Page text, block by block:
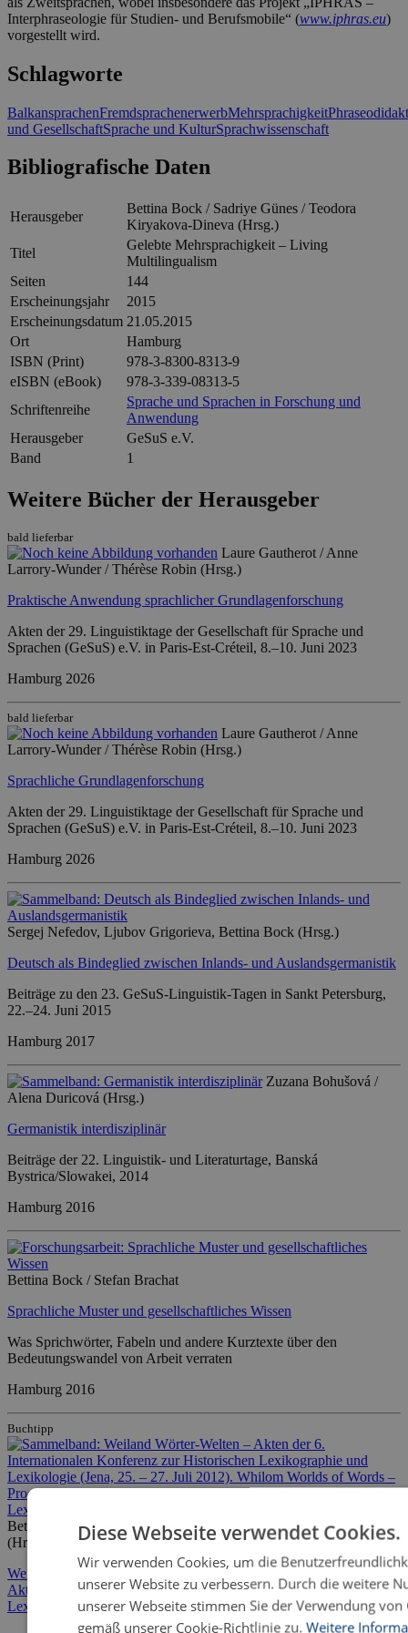
Interphraseologie für Studien- und Berufsmobile“ (www.iphras.eu)
vorgestellt wird.
Schlagworte
BalkansprachenFremdsprachenerwerbMehrsprachigkeit
und GesellschaftSprache und KulturSprachwissenschaft
Bibliografische Daten
Herausgeber
Bettina Bock / Sadriye Günes / Teodora
Kiryakova-Dineva (Hrsg.)
Titel
Gelebte Mehrsprachigkeit – Living
Multilingualism
Seiten
144
Erscheinungsjahr
2015
Erscheinungsdatum 21.05.2015
Ort
Hamburg
ISBN (Print)
978-3-8300-8313-9
eISBN (eBook)
978-3-339-08313-5
Schriftenreihe
Sprache und Sprachen in Forschung und
Anwendung
Herausgeber
GeSuS e.V.
Band
1
Weitere Bücher der Herausgeber
bald lieferbar
Laure Gautherot / Anne
Larrory-Wunder / Thérèse Robin (Hrsg.)
Praktische Anwendung sprachlicher Grundlagenforschung
Akten der 29. Linguistiktage der Gesellschaft für Sprache und
Sprachen (GeSuS) e.V. in Paris-Est-Créteil, 8.–10. Juni 2023
Hamburg 2026
bald lieferbar
Laure Gautherot / Anne
Larrory-Wunder / Thérèse Robin (Hrsg.)
Sprachliche Grundlagenforschung
Akten der 29. Linguistiktage der Gesellschaft für Sprache und
Sprachen (GeSuS) e.V. in Paris-Est-Créteil, 8.–10. Juni 2023
Hamburg 2026
Sergej Nefedov, Ljubov Grigorieva, Bettina Bock (Hrsg.)
Deutsch als Bindeglied zwischen Inlands- und Auslandsgermanistik
Beiträge zu den 23. GeSuS-Linguistik-Tagen in Sankt Petersburg,
22.–24. Juni 2015
Hamburg 2017
Zuzana Bohušová /
Alena Duricová (Hrsg.)
Germanistik interdisziplinär
Beiträge der 22. Linguistik- und Literaturtage, Banská
Bystrica/Slowakei, 2014
Hamburg 2016
Bettina Bock / Stefan Brachat
Sprachliche Muster und gesellschaftliches Wissen
Was Sprichwörter, Fabeln und andere Kurztexte über den
Bedeutungswandel von Arbeit verraten
Hamburg 2016
Buchtipp
Bettina Bock / Maria Kozianka
(Hrsg. / eds.)
Weiland Wörter-Welten –
Akten der 6. Internationalen Konferenz zur Historischen
Lexikographie und Lexikologie (Jena, 25. – 27. Juli 2012).
Diese Webseite verwendet Cookies.
Wir verwenden Cookies, um die
unserer Website zu verbessern. Durch die weitere
unserer Webseite stimmen Sie der Verwendung von
gemäß unserer Cookie-Richtlinie zu. Weitere